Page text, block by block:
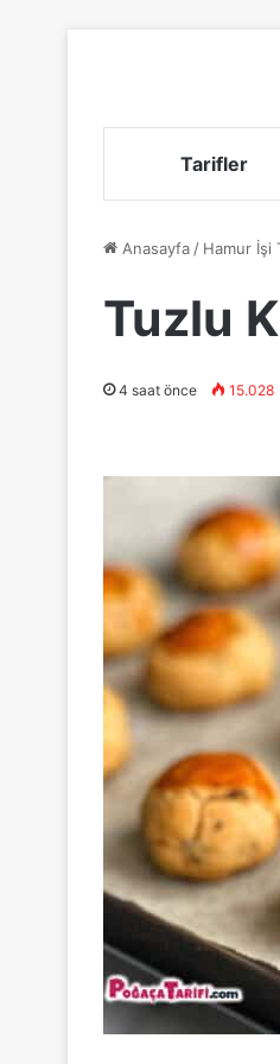
Tarifler
Anasayfa / Hamur İşi
Tuzlu
4 saat önce 15.028